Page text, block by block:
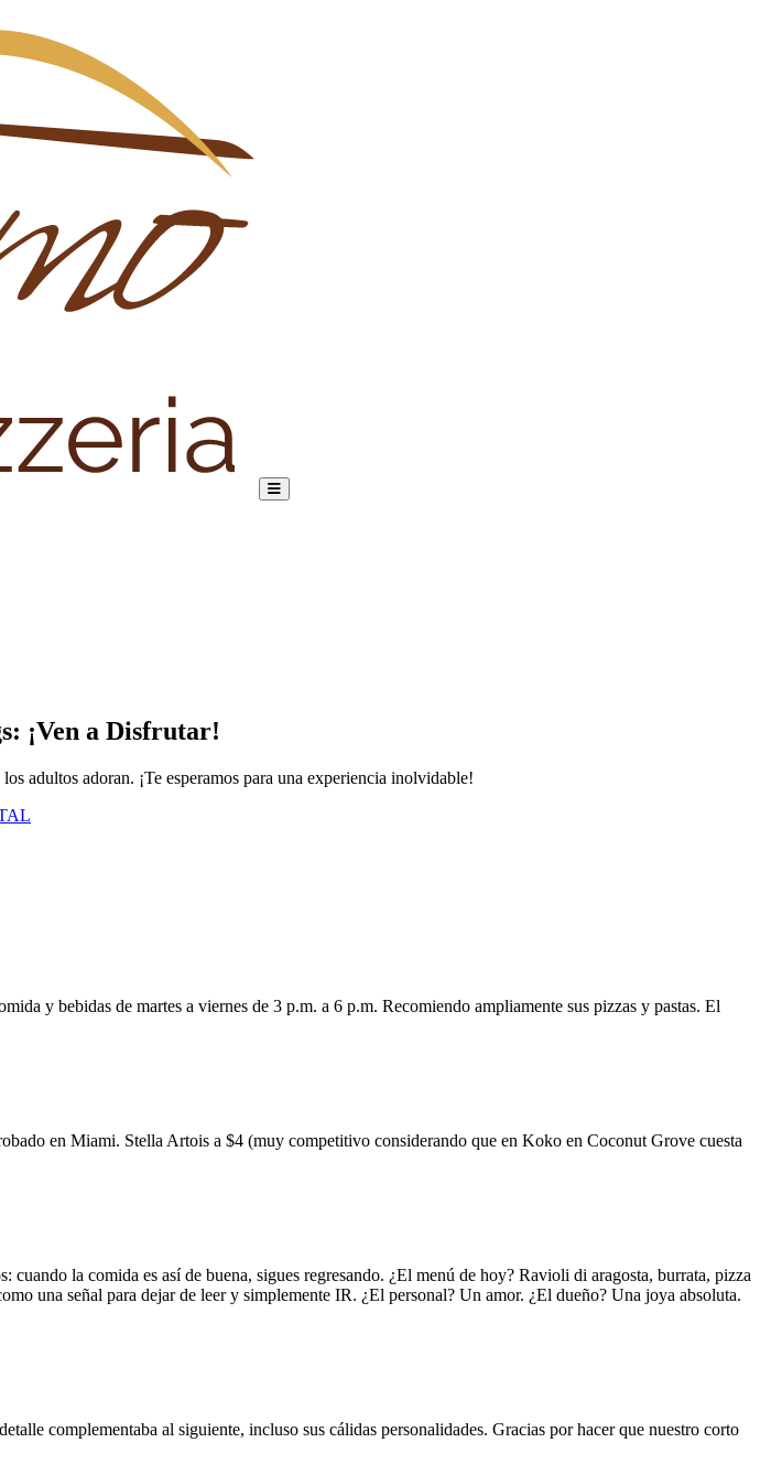
¡Ven a Disfrutar!
adultos adoran. ¡Te esperamos para una experiencia inolvidable!
y bebidas de martes a viernes de 3 p.m. a 6 p.m. Recomiendo ampliamente sus pizzas y pastas. El
en Miami. Stella Artois a $4 (muy competitivo considerando que en Koko en Coconut Grove cuesta
la comida es así de buena, sigues regresando. ¿El menú de hoy? Ravioli di aragosta, burrata, pizza
una señal para dejar de leer y simplemente IR. ¿El personal? Un amor. ¿El dueño? Una joya absoluta.
complementaba al siguiente, incluso sus cálidas personalidades. Gracias por hacer que nuestro corto